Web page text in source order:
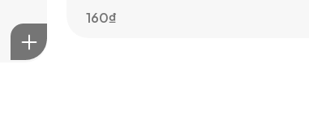
160₫